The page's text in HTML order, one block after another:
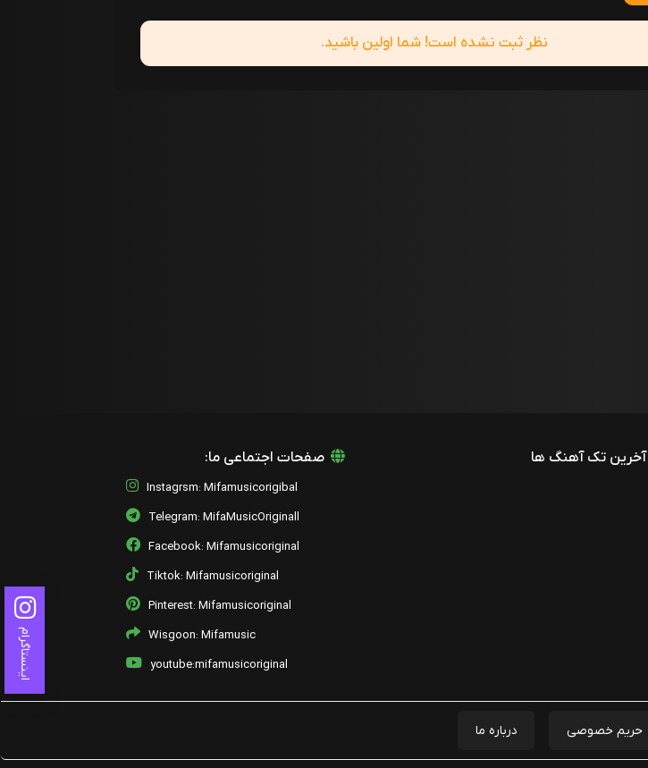
نظر ثبت نشده است! شما اولین باشید.
آخرین تک آهنگ ها صفحات اجتماعی ما:
Instagrsm: Mifamusicorigibal
Telegram: MifaMusicOriginall
Facebook: Mifamusicoriginal
Tiktok: Mifamusicoriginal
Pinterest: Mifamusicoriginal
Wisgoon: Mifamusic
youtube:mifamusicoriginal
حریم خصوصی درباره ما
اینستاگرام